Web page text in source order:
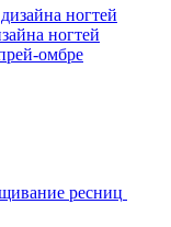
ногтей
омбре
ресниц